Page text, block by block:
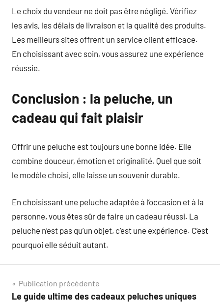
Le choix du vendeur ne doit pas être négligé. Vérifiez
les avis, les délais de livraison et la qualité des produits.
Les meilleurs sites offrent un service client efficace.
En choisissant avec soin, vous assurez une expérience
réussie.
Conclusion : la peluche, un
cadeau qui fait plaisir
Offrir une peluche est toujours une bonne idée. Elle
combine douceur, émotion et originalité. Quel que soit
le modèle choisi, elle laisse un souvenir durable.
En choisissant une peluche adaptée à l’occasion et à la
personne, vous êtes sûr de faire un cadeau réussi. La
peluche n’est pas qu’un objet, c’est une expérience. C’est
pourquoi elle séduit autant.
Navigation
Publication précédente
Le guide ultime des cadeaux peluches uniques